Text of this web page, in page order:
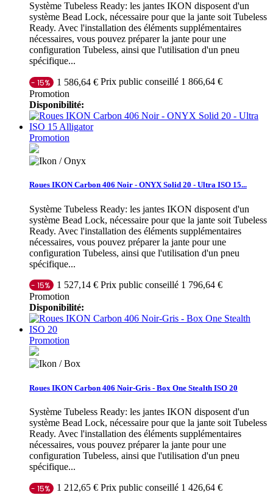
Système Tubeless Ready: les jantes IKON disposent d'un
système Bead Lock, nécessaire pour que la jante soit Tubeless
Ready. Avec l'installation des éléments supplémentaires
nécessaires, vous pouvez préparer la jante pour une
configuration Tubeless, ainsi que l'utilisation d'un pneu
spécifique...
- 15% 1 586,64 € Prix public conseillé 1 866,64 €
Promotion
Disponibilité:
Promotion
Roues IKON Carbon 406 Noir - ONYX Solid 20 - Ultra ISO 15...
Système Tubeless Ready: les jantes IKON disposent d'un
système Bead Lock, nécessaire pour que la jante soit Tubeless
Ready. Avec l'installation des éléments supplémentaires
nécessaires, vous pouvez préparer la jante pour une
configuration Tubeless, ainsi que l'utilisation d'un pneu
spécifique...
- 15% 1 527,14 € Prix public conseillé 1 796,64 €
Promotion
Disponibilité:
Promotion
Roues IKON Carbon 406 Noir-Gris - Box One Stealth ISO 20
Système Tubeless Ready: les jantes IKON disposent d'un
système Bead Lock, nécessaire pour que la jante soit Tubeless
Ready. Avec l'installation des éléments supplémentaires
nécessaires, vous pouvez préparer la jante pour une
configuration Tubeless, ainsi que l'utilisation d'un pneu
spécifique...
- 15% 1 212,65 € Prix public conseillé 1 426,64 €